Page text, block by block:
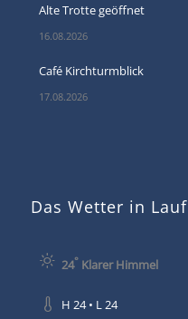
Alte Trotte geöffnet
16.08.2026
Café Kirchturmblick
17.08.2026
Das Wetter in Lauf
24°Klarer Himmel
H 24 • L 24